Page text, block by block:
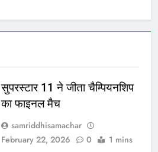
सुपरस्टार 11 ने जीता चैम्पियनशिप
का फाइनल मैच
samriddhisamachar
February 22, 2026
0 1 mins